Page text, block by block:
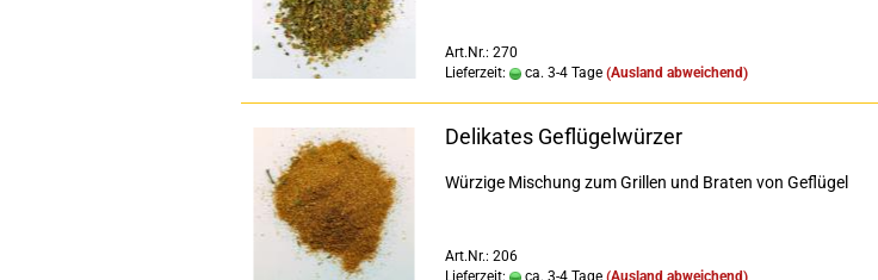
Art.Nr.: 270
Lieferzeit:
ca. 3-4 Tage (Ausland abweichend)
Delikates Geflügelwürzer
Würzige Mischung zum Grillen und Braten von Geflügel
Art.Nr.: 206
Lieferzeit:
ca. 3-4 Tage (Ausland abweichend)